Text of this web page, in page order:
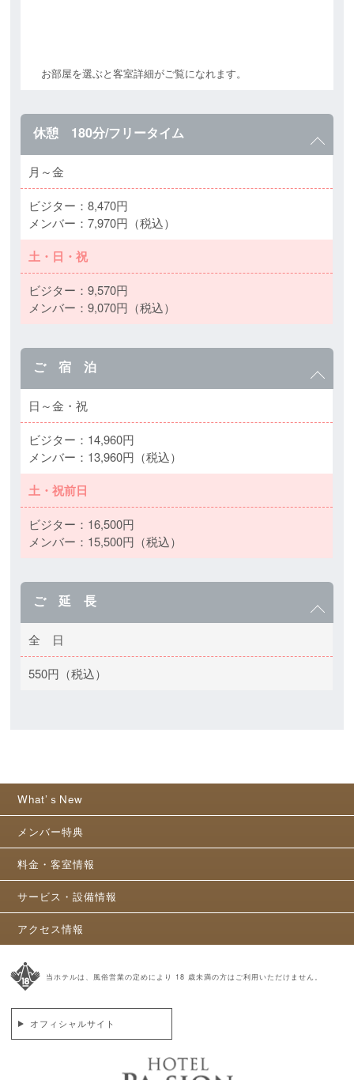
お部屋を選ぶと客室詳細がご覧になれます。
休憩 180分/フリータイム
月～金
ビジター：8,470円
メンバー：7,970円（税込）
土・日・祝
ビジター：9,570円
メンバー：9,070円（税込）
ご 宿 泊
日～金・祝
ビジター：14,960円
メンバー：13,960円（税込）
土・祝前日
ビジター：16,500円
メンバー：15,500円（税込）
ご 延 長
全 日
550円（税込）
What’ｓNew
メンバー特典
料金・客室情報
サービス・設備情報
アクセス情報
当ホテルは、風俗営業の定めにより 18 歳未満の方はご利用いただけません。
オフィシャルサイト